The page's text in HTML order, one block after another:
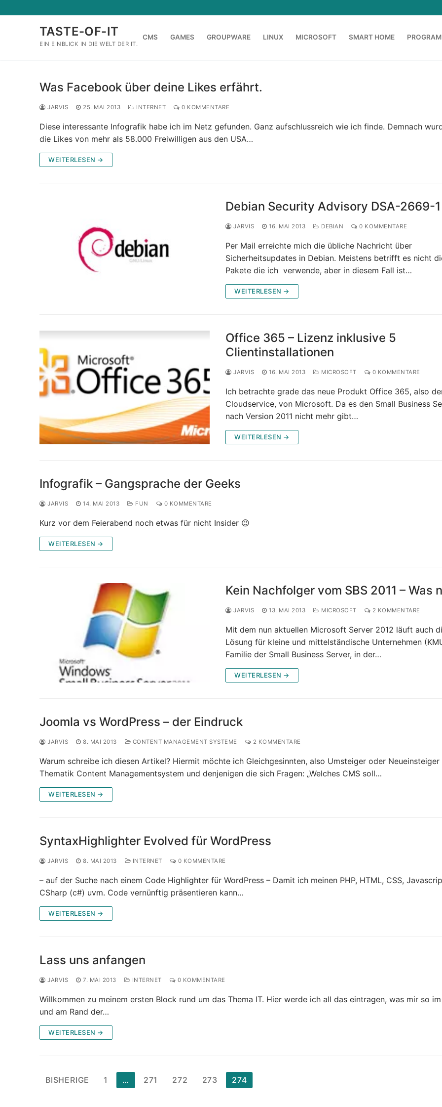
Inhalt
TASTE-OF-IT
EIN EINBLICK IN DIE WELT DER IT.
CMS GAMES GROUPWARE LINUX MICROSOFT SMART HOME
Was Facebook über deine Likes erfährt.
JARVIS 25. MAI 2013 INTERNET 0 KOMMENTARE
Diese interessante Infografik habe ich im Netz gefunden. Ganz aufschlussreich wie ich finde. Demnach
die Likes von mehr als 58.000 Freiwilligen aus den USA…
WEITERLESEN →
Debian Security Advisory DSA-2669-1
JARVIS 16. MAI 2013 DEBIAN 0 KOMMENTARE
Per Mail erreichte mich die übliche Nachricht über
Sicherheitsupdates in Debian. Meistens betrifft es nicht
Pakete die ich verwende, aber in diesem Fall ist…
WEITERLESEN →
Office 365 – Lizenz inklusive 5
Clientinstallationen
JARVIS 16. MAI 2013 MICROSOFT 0 KOMMENTARE
Ich betrachte grade das neue Produkt Office 365, also
Cloudservice, von Microsoft. Da es den Small Business
nach Version 2011 nicht mehr gibt…
WEITERLESEN →
Infografik – Gangsprache der Geeks
JARVIS 14. MAI 2013 FUN 0 KOMMENTARE
Kurz vor dem Feierabend noch etwas für nicht Insider 😉
WEITERLESEN →
Kein Nachfolger vom SBS 2011 – Was
JARVIS 13. MAI 2013 MICROSOFT 2 KOMMENTARE
Mit dem nun aktuellen Microsoft Server 2012 läuft auch
Lösung für kleine und mittelständische Unternehmen
Familie der Small Business Server, in der…
WEITERLESEN →
Joomla vs WordPress – der Eindruck
JARVIS 8. MAI 2013 CONTENT MANAGEMENT SYSTEME 2 KOMMENTARE
Warum schreibe ich diesen Artikel? Hiermit möchte ich Gleichgesinnten, also Umsteiger oder Neueinsteiger
Thematik Content Managementsystem und denjenigen die sich Fragen: „Welches CMS soll…
WEITERLESEN →
SyntaxHighlighter Evolved für WordPress
JARVIS 8. MAI 2013 INTERNET 0 KOMMENTARE
– auf der Suche nach einem Code Highlighter für WordPress – Damit ich meinen PHP, HTML, CSS,
CSharp (c#) uvm. Code vernünftig präsentieren kann…
WEITERLESEN →
Lass uns anfangen
JARVIS 7. MAI 2013 INTERNET 0 KOMMENTARE
Willkommen zu meinem ersten Block rund um das Thema IT. Hier werde ich all das eintragen, was mir so
und am Rand der…
WEITERLESEN →
Seitennummerierung
BISHERIGE 1 … 271 272 273 274